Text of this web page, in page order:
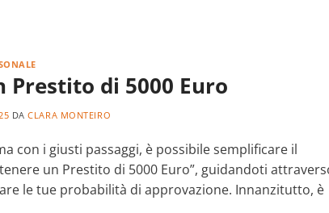
Prestito di 5000 Euro
DACLARA MONTEIRO
con i giusti passaggi, è possibile semplificare il
un Prestito di 5000 Euro”, guidandoti
le tue probabilità di approvazione. Innanzitutto, è